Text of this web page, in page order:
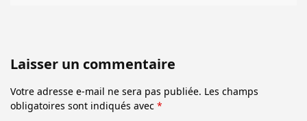
Laisser un commentaire
Votre adresse e-mail ne sera pas publiée. Les champs
obligatoires sont indiqués avec *